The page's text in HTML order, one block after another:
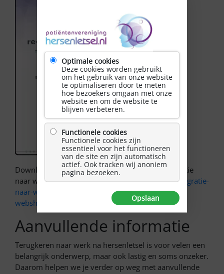
Download de brochure Hersenletsel en re-integratie
naar werk gratis:Brochure Hersenletsel-en-re-integratie-
naar-werk
of bestel de papieren versievia onze
webshop
Aanvullende informatie
Terugkeren naar werk na hersenletsel is voor velen een
belangrijk onderwerp, maar ook lastig en soms onzeker.
Daarom helpen we je verder op weg met aanvullende
Optimale cookies
Deze cookies worden gebruikt
om het gebruik van onze website
te optimaliseren door te meten
hoe bezoekers omgaan met onze
website en om de website te
blijven verbeteren.
Functionele cookies
Functionele cookies zijn
essentieel voor het functioneren
van de site en zijn automatisch
actief. Ook tracken wij anoniem
pagina bezoeken.
Opslaan